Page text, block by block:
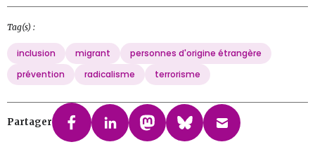
Tag(s) :
inclusion migrant
personnes d'origine étrangère
prévention
radicalisme terrorisme
Partager